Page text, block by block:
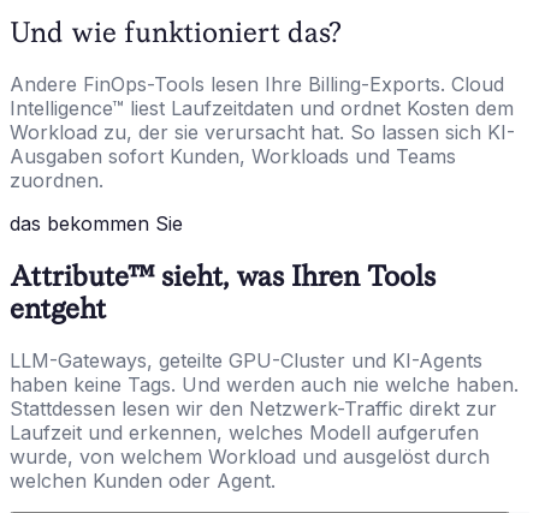
Und wie funktioniert das?
Andere FinOps-Tools lesen Ihre Billing-Exports. Cloud
Intelligence™ liest Laufzeitdaten und ordnet Kosten dem
Workload zu, der sie verursacht hat. So lassen sich KI-
Ausgaben sofort Kunden, Workloads und Teams
zuordnen.
das bekommen Sie
Attribute™ sieht, was Ihren Tools
entgeht
LLM-Gateways, geteilte GPU-Cluster und KI-Agents
haben keine Tags. Und werden auch nie welche haben.
Stattdessen lesen wir den Netzwerk-Traffic direkt zur
Laufzeit und erkennen, welches Modell aufgerufen
wurde, von welchem Workload und ausgelöst durch
welchen Kunden oder Agent.